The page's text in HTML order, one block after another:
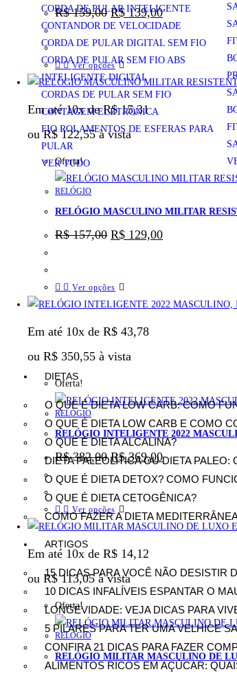
CORDA DE PULAR INTELIGENTE
CONTANDOR DE VELOCIDADE
CORDA DE PULAR DIGITAL SEM FIO
CORDA DE PULAR SEM FIO ABS
INTELIGENTE DIGITAL
CORDAS DE PULAR SEM FIO
CONTAGEM ELETRÔNICA
FIO ROLAMENTOS DE ESFERAS PARA
PULAR
VER TUDO
DIETAS
O QUE É DIETA LOW CARB: COMO
O QUE É DIETA LOW CARB E COMO
O QUE É DIETA ALCALINA?
DIETA PALEOLÍTICA OU DIETA
O QUE É DIETA DETOX? COMO
O QUE É DIETA CETOGÊNICA?
COMO FAZER A DIETA
ARTIGOS
15 DICAS PARA VOCÊ NÃO DESISTIR
10 DICAS INFALÍVEIS ESPANTAR O
LONGEVIDADE: VEJA DICAS PARA
5 PILARES PARA TER UMA VELHICE
CONFIRA 21 DICAS PARA FAZER
ALIMENTOS RICOS EM AÇÚCAR:
R$159,00 R$139,00
Ver opções
Em até 10x deR$15,31
ou R$122,55 à vista
Oferta!
RELÓGIO
RELÓGIO MASCULINO MILITAR
R$157,00 R$ 129,00
Ver opções
Em até 10x de R$ 43,78
ou R$ 350,55 à vista
Oferta!
RELÓGIO
RELÓGIO INTELIGENTE 2022
R$382,00 R$369,00
Ver opções
Em até 10x de R$ 14,12
ou R$113,05 à vista
Oferta!
RELÓGIO
RELÓGIO MILITAR MASCULINO DE